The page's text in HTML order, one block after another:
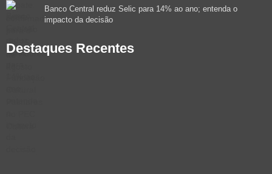
Banco Central reduz Selic para 14% ao ano; entenda o
impacto da decisão
Destaques Recentes